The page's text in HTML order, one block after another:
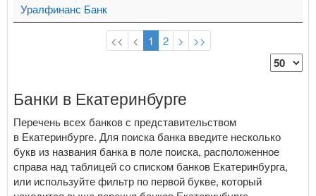
Уралфинанс Банк
<< < 1 2 > >>
Банки в Екатеринбурге
Перечень всех банков с представительством
в Екатеринбурге. Для поиска банка введите несколько
букв из названия банка в поле поиска, расположенное
справа над таблицей со списком банков Екатеринбурга,
или используйте фильтр по первой букве, который